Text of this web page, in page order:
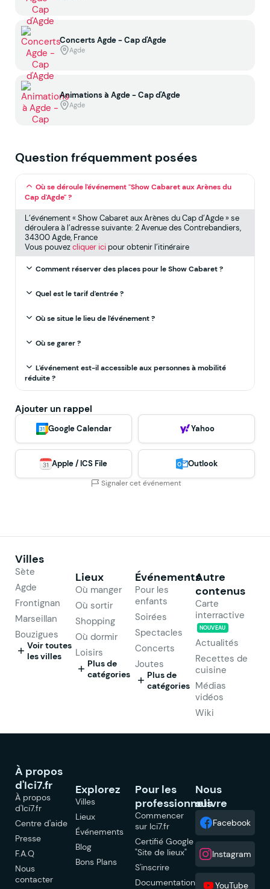
Concerts Agde - Cap d'Agde
Agde
Animations à Agde - Cap d'Agde
Agde
Question fréquemment posées
Où se déroule l'événement "Show Cabaret aux Arènes du
Cap d'Agde" ?
L’événement « Show Cabaret aux Arènes du Cap d’Agde » se
déroulera à l’adresse suivante: 2 Avenue des Contrebandiers,
34300 Agde, France
Vous pouvezcliquer icipour obtenir l’itinéraire
Comment réserver des places pour le Show Cabaret ?
Quel est le tarif d'entrée ?
Où se situe le lieu de l'événement ?
Où se garer ?
L'événement est-il accessible aux personnes à mobilité
réduite ?
Ajouter un rappel
Google Calendar Yahoo
Apple / ICS File Outlook
Signaler cet événement
Villes
Sète
Agde
Frontignan
Marseillan
Bouzigues
Voir toutes
les villes
Lieux
Où manger
Où sortir
Shopping
Où dormir
Loisirs
Plus de
catégories
Événements
Pour les
enfants
Soirées
Spectacles
Concerts
Joutes
Plus de
catégories
Autre
contenus
Carte
interractive
NOUVEAU
Actualités
Recettes de
cuisine
Médias
vidéos
Wiki
À propos
d'Ici7.fr
À propos
d'Ici7.fr
Centre d'aide
Presse
F.A.Q
Nous
contacter
Explorez
Villes
Lieux
Événements
Blog
Bons Plans
Pour les
professionnels
Commencer
sur Ici7.fr
Certifié Google
"Site de lieux"
S'inscrire
Documentation
Nous
suivre
Facebook
Instagram
YouTube